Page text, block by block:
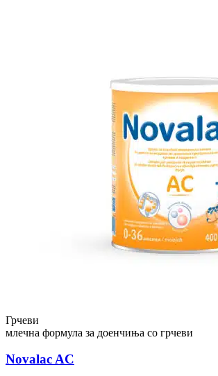
Грчеви
млечна формула за доенчиња со грчеви
Novalac AC